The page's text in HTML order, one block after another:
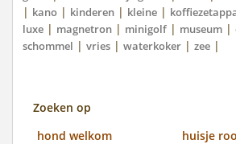
| kano | kinderen | kleine |
luxe | magnetron | minigolf | museum |
schommel | vries | waterkoker | zee |
Zoeken op
hond welkom
huisje